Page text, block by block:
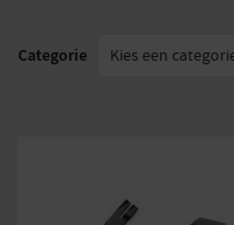
Categorie